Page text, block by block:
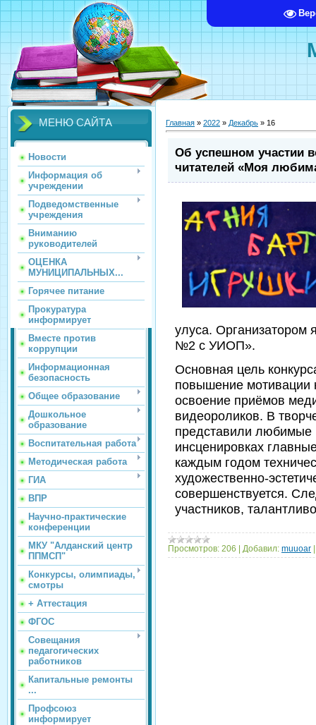
МЕНЮ САЙТА
Новости
Информация об
учреждении
Подведомственные
учреждения
Вниманию
руководителей
ОЦЕНКА
МУНИЦИПАЛЬНЫХ...
Горячее питание
Прокуратура
информирует
Вместе против
коррупции
Информационная
безопасность
Общее образование
Дошкольное
образование
Воспитательная работа
Методическая работа
ГИА
ВПР
Научно-практические
конференции
МКУ "Алданский центр
ППМСП"
Конкурсы, олимпиады,
смотры
+ Аттестация
ФГОС
Совещания
педагогических
работников
Капитальные ремонты
...
Профсоюз
информирует
Главная » 2022 » Декабрь » 16
Об успешном участии
читателей «Моя
улуса.
№2 с УИОП».
Основная цель
повышение мотивации
освоение приёмов
видеороликов. В
представили любимые
инсценировках
каждым годом
художественно-
совершенствуется.
участников,
Просмотров: 206 Добавил: muuoar